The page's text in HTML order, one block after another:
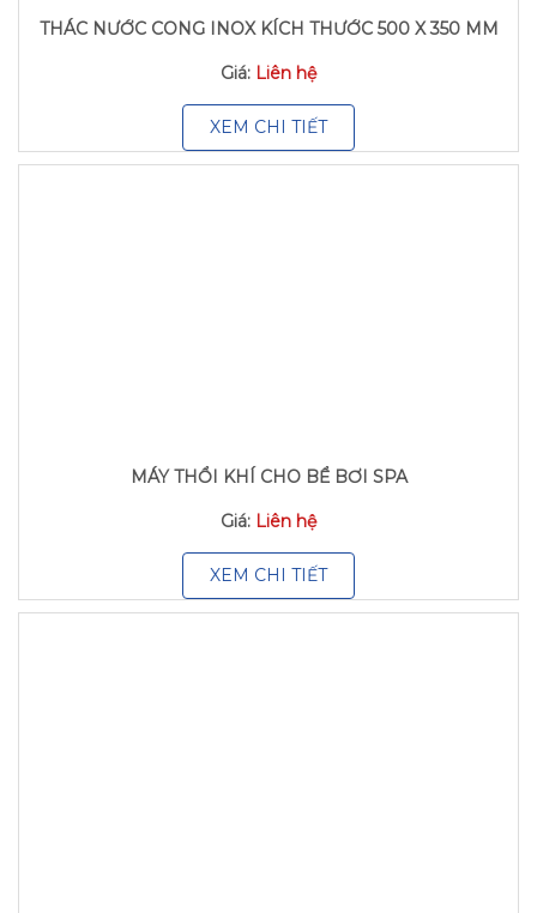
THÁC NƯỚC CONG INOX KÍCH THƯỚC 500 X 350 MM
Giá: Liên hệ
XEM CHI TIẾT
MÁY THỔI KHÍ CHO BỂ BƠI SPA
Giá: Liên hệ
XEM CHI TIẾT